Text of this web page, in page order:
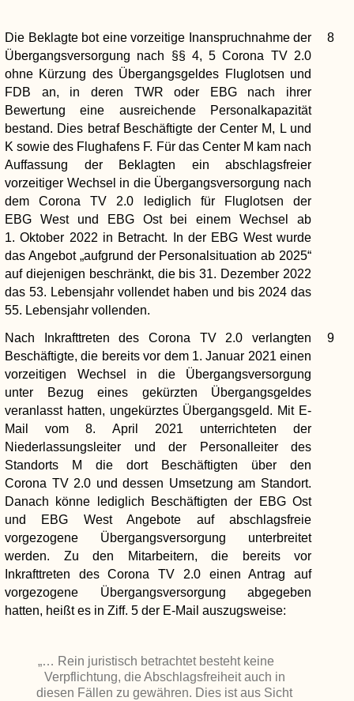
8
Die Beklagte bot eine vorzeitige Inanspruchnahme der
Übergangsversorgung nach §§ 4, 5 Corona TV 2.0
ohne Kürzung des Übergangsgeldes Fluglotsen und
FDB an, in deren TWR oder EBG nach ihrer
Bewertung eine ausreichende Personalkapazität
bestand. Dies betraf Beschäftigte der Center M, L und
K sowie des Flughafens F. Für das Center M kam nach
Auffassung der Beklagten ein abschlagsfreier
vorzeitiger Wechsel in die Übergangsversorgung nach
dem Corona TV 2.0 lediglich für Fluglotsen der
EBG West und EBG Ost bei einem Wechsel ab
1. Oktober 2022 in Betracht. In der EBG West wurde
das Angebot „aufgrund der Personalsituation ab 2025“
auf diejenigen beschränkt, die bis 31. Dezember 2022
das 53. Lebensjahr vollendet haben und bis 2024 das
55. Lebensjahr vollenden.
9
Nach Inkrafttreten des Corona TV 2.0 verlangten
Beschäftigte, die bereits vor dem 1. Januar 2021 einen
vorzeitigen Wechsel in die Übergangsversorgung
unter Bezug eines gekürzten Übergangsgeldes
veranlasst hatten, ungekürztes Übergangsgeld. Mit E-
Mail vom 8. April 2021 unterrichteten der
Niederlassungsleiter und der Personalleiter des
Standorts M die dort Beschäftigten über den
Corona TV 2.0 und dessen Umsetzung am Standort.
Danach könne lediglich Beschäftigten der EBG Ost
und EBG West Angebote auf abschlagsfreie
vorgezogene Übergangsversorgung unterbreitet
werden. Zu den Mitarbeitern, die bereits vor
Inkrafttreten des Corona TV 2.0 einen Antrag auf
vorgezogene Übergangsversorgung abgegeben
hatten, heißt es in Ziff. 5 der E-Mail auszugsweise:
„… Rein juristisch betrachtet besteht keine
Verpflichtung, die Abschlagsfreiheit auch in
diesen Fällen zu gewähren. Dies ist aus Sicht